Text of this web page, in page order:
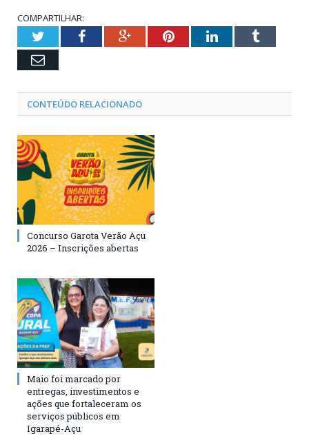
COMPARTILHAR:
TwitterFacebookGoogle+PinterestLinkedInTumblr
Email
CONTEÚDO RELACIONADO
Concurso Garota Verão Açu
2026 – Inscrições abertas
Maio foi marcado por
entregas, investimentos e
ações que fortaleceram os
serviços públicos em
Igarapé-Açu